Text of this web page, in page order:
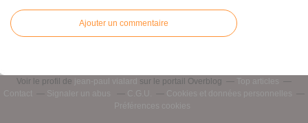
Ajouter un commentaire
Voir le profil de jean-paul vialard sur le portail Overblog
Top articles
Contact
Signaler un abus C.G.U.
Cookies et données personnelles
Préférences cookies